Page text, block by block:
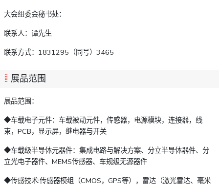
大会组委会秘书处：
联系人：谭先生
联系方式：1831295（同号）3465
展品范围
展品范围：
◆车载电子元件：车载被动元件，传感器，电源模块，连接器，线
束，PCB，显示屏，继电器与开关
◆车载级半导体元器件：集成电路与解决方案、分立半导体器件、分
立光电子器件、MEMS传感器、车规级无源器件
◆传感技术:传感器模组（CMOS，GPS等），雷达（激光雷达、毫米